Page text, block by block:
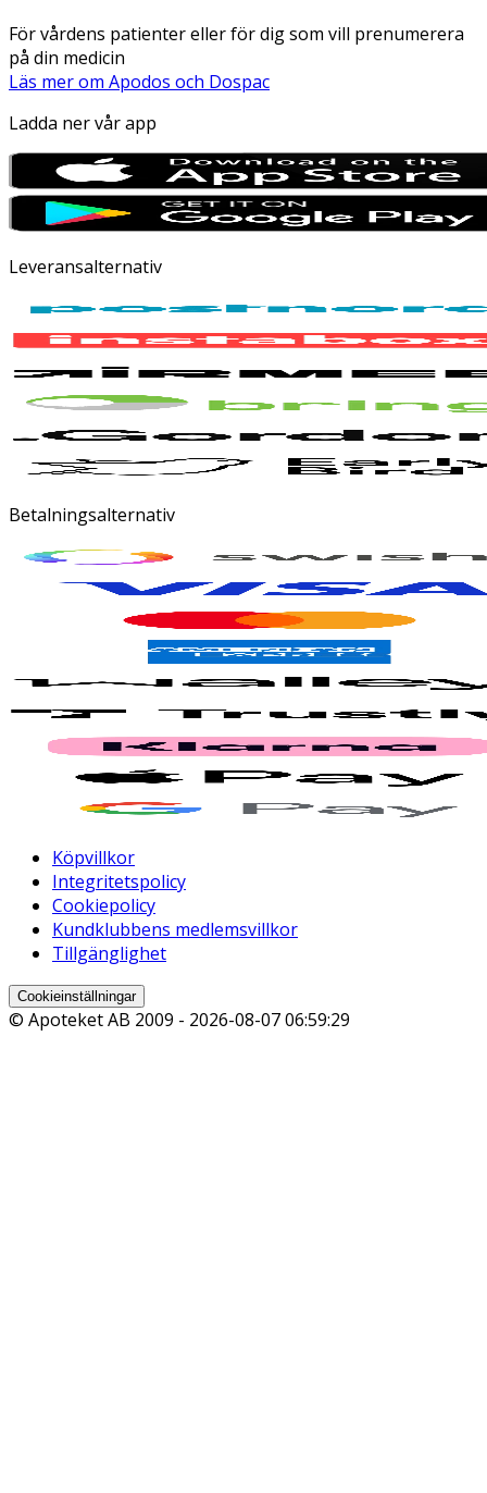
För vårdens patienter eller för dig som vill prenumerera
på din medicin
Läs mer om Apodos och Dospac
Ladda ner vår app
Leveransalternativ
Betalningsalternativ
Köpvillkor
Integritetspolicy
Cookiepolicy
Kundklubbens medlemsvillkor
Tillgänglighet
Cookieinställningar
© Apoteket AB 2009 - 2026-08-07 06:59:29